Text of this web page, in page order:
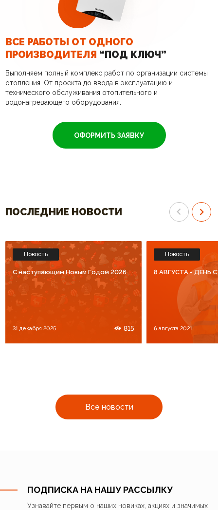
ВСЕ РАБОТЫ ОТ ОДНОГО
ПРОИЗВОДИТЕЛЯ “ПОД КЛЮЧ”
Выполняем полный комплекс работ по организации системы
отопления. От проекта до ввода в эксплуатацию и
технического обслуживания отопительного и
водонагревающего оборудования.
ОФОРМИТЬ ЗАЯВКУ
ПОСЛЕДНИЕ НОВОСТИ
Все новости
Новость
C наступающим Новым Годом 2026
31 декабря 2025 815
Новость
8 АВГУСТА - ДЕНЬ
6 августа 2021
ПОДПИСКА НА НАШУ РАССЫЛКУ
Узнавайте первым о наших новиках, акциях и значимых